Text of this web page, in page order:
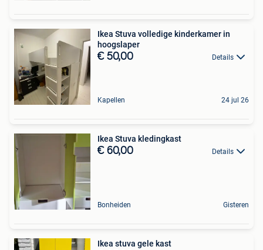
Ikea Stuva volledige kinderkamer in
hoogslaper
€ 50,00 Details
Kapellen 24 jul 26
Ikea Stuva kledingkast
€ 60,00 Details
Bonheiden Gisteren
Ikea stuva gele kast